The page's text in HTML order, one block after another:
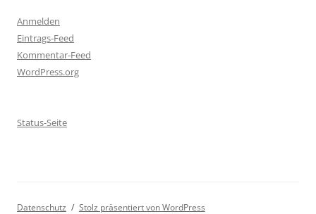
Anmelden
Eintrags-Feed
Kommentar-Feed
WordPress.org
Status-Seite
Datenschutz Stolz präsentiert von WordPress